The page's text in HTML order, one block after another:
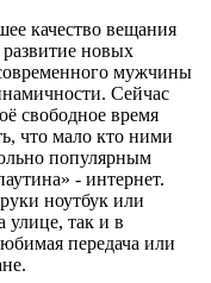
качество вещания
новых
мужчины
Сейчас
свободное время
что мало кто ними
популярным
- интернет.
ноутбук или
улице, так и в
передача или